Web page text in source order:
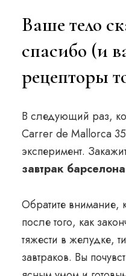
Ваше тело
спасибо (и
рецепторы
В следующий раз,
Carrer de Mallorca
эксперимент.
завтрак барселона
Обратите внимание,
после того, как
тяжести в желудке,
завтраков. Вы